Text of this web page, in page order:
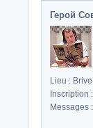
Герой
Lieu :
Inscription
Messages